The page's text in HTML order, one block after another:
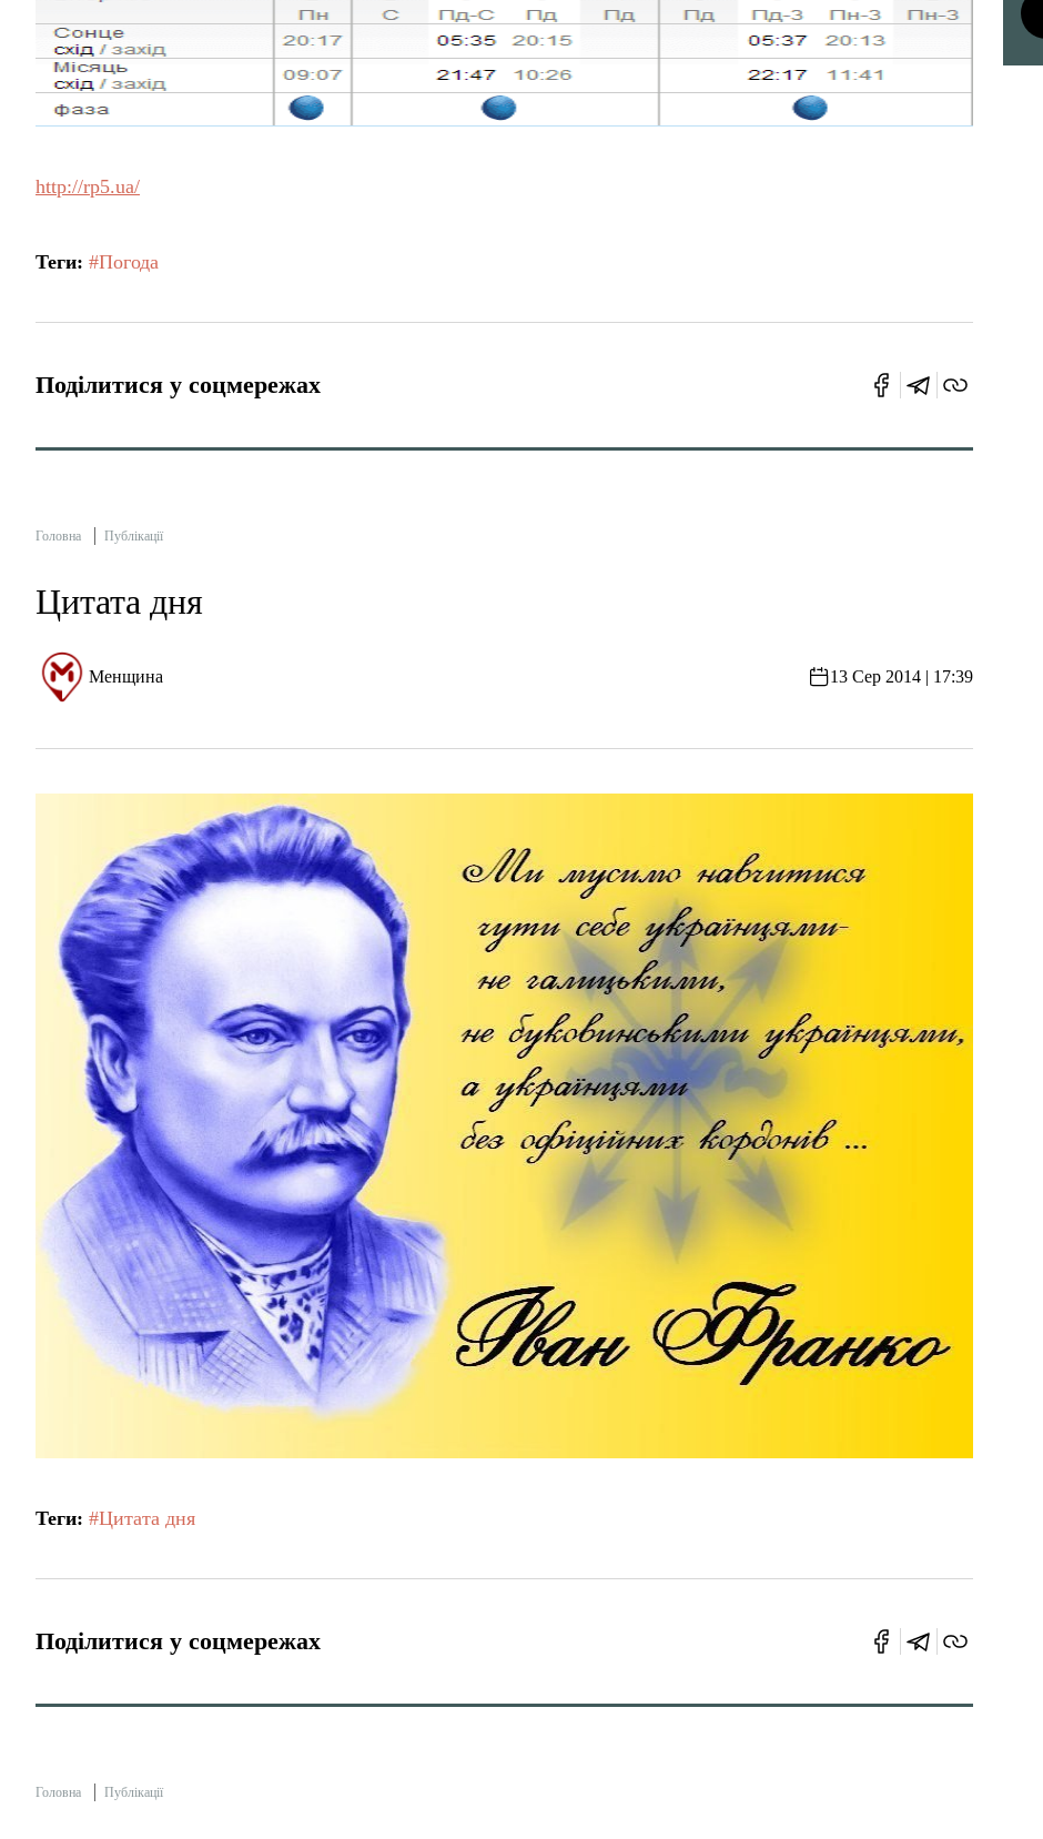
http://rp5.ua/
Теги: #Погода
Поділитися у соцмережах
Головна Публікації
Цитата дня
Менщина 13 Сер 2014 | 17:39
Теги: #Цитата дня
Поділитися у соцмережах
Головна Публікації